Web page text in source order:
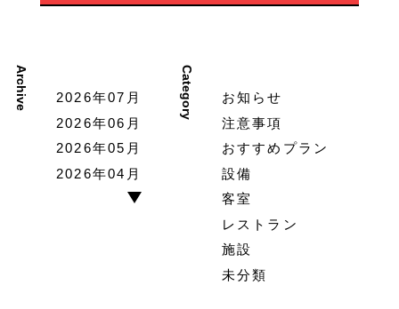
Archive
2026年07月
2026年06月
2026年05月
2026年04月
Category
お知らせ
注意事項
おすすめプラン
設備
客室
レストラン
施設
未分類